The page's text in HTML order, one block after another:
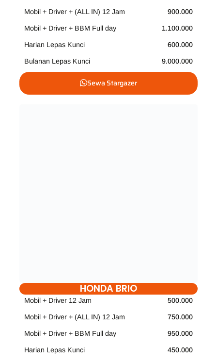
Mobil + Driver + (ALL IN) 12 Jam 900.000
Mobil + Driver + BBM Full day 1.100.000
Harian Lepas Kunci 600.000
Bulanan Lepas Kunci 9.000.000
Sewa Stargazer
HONDA BRIO
Mobil + Driver 12 Jam 500.000
Mobil + Driver + (ALL IN) 12 Jam 750.000
Mobil + Driver + BBM Full day 950.000
Harian Lepas Kunci 450.000